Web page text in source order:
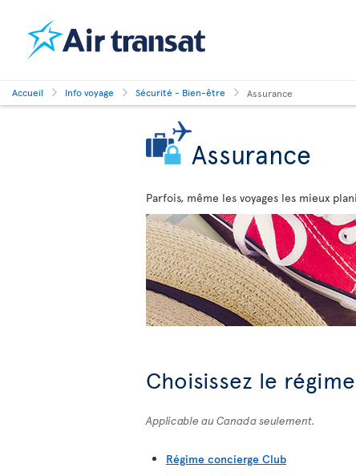
Accueil Info voyage Sécurité - Bien-être Assurance
Assurance
Parfois, même les voyages les mieux
Choisissez le
Applicable au Canada seulement.
Régime concierge Club